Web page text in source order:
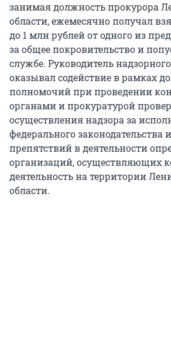
занимая должность прокурора
области, ежемесячно получал
до 1 млн рублей от одного из
за общее покровительство и
службе. Руководитель
оказывал содействие в рамках
полномочий при проведении
органами и прокуратурой
осуществления надзора за
федерального законодательства
препятствий в деятельности
организаций, осуществляющих
деятельность на территории
области.